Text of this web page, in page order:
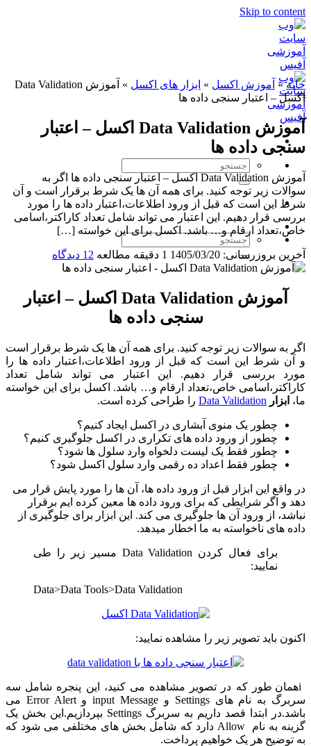
Skip to content
خانه» آموزش اکسل » ابزار های اکسل »
آموزش Data Validation
اکسل – اعتبار سنجی داده ها
آموزش Data Validation اکسل – اعتبار
سنجی داده ها
آموزش Data Validation اکسل – اعتبار سنجی داده ها اگر به
سوالات زیر توجه کنید. برای همه آن ها یک شرط برقرار است و آن
شرط این است که قبل از ورود اطلاعات،اعتبار داده ها را مورد
بررسی قرار دهیم. این اعتبار می تواند شامل تعداد کاراکتر،اسامی
خاص،تعداد ارقام و… باشد. اکسل برای این خواسته […]
آخرین بروزرسانی: 1405/03/20 1 دقیقه مطالعه 12 دیدگاه
آموزش Data Validation اکسل – اعتبار
سنجی داده ها
اگر به سوالات زیر توجه کنید. برای همه آن ها یک شرط برقرار است
و آن شرط این است که قبل از ورود اطلاعات،اعتبار داده ها را
مورد بررسی قرار دهیم. این اعتبار می تواند شامل تعداد
کاراکتر،اسامی خاص،تعداد ارقام و… باشد. اکسل برای این خواسته
ما، ابزار Data Validation را طراحی کرده است.
چطور یک منوی آبشاری در اکسل ایجاد کنیم؟
چطور از ورود داده های تکراری در اکسل جلوگیری کنیم؟
چطور فقط یک لیست دلخواه وارد سلول ها شود؟
چطور فقط اعداد ده رقمی وارد سلول اکسل شود؟
در واقع این ابزار قبل از ورود داده ها، آن ها را مورد پایش قرار می
دهد و اگر شرایطی که برای ورود داده ها معین کرده ایم برقرار
نباشد، از ورود آن ها جلوگیری می کند. این ابزار برای جلوگیری از
داده های ناخواسته به ما اخطار میدهد.
برای فعال کردن Data Validation مسیر زیر را طی
نمایید:
Data>Data Tools>Data Validation
اکنون باید تصویر زیر را مشاهده نمایید:
iهمان طور که در تصویر مشاهده می کنید، این پنجره شامل سه
سربرگ به نام های Settings و input Message و Error Alert می
باشد.در ابتدا قصد داریم به سربرگ Settings بپردازیم.این بخش یک
گزینه به نام Allow دارد که شامل بخش های مختلفی می شود که
به توضیح هر یک خواهیم پرداخت.